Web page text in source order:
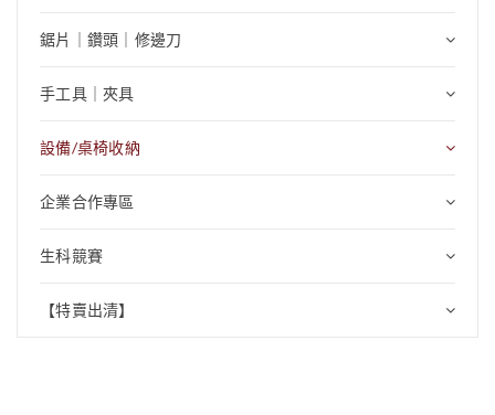
鋸片｜鑽頭｜修邊刀
手工具｜夾具
設備/桌椅收納
企業合作專區
生科競賽
【特賣出清】